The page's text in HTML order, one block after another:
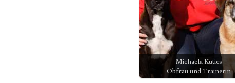
Michaela Kutics
Obfrau und Trainerin